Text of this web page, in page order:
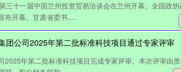
三十一届中国兰州投资贸易洽谈会在兰州开幕。全国政
布开幕。甘肃省委书....
团公司2025年第二批标准科技项目通过专家评审
2025年第二批标准科技项目完成专家评审。本次评审由